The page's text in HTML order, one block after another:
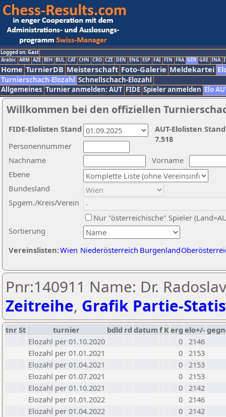
Logged on: Gast
Arabic ARM AZE BIH BUL CAT CHN CRO CZE DEN ENG ESP FAI FIN FRA GER GRE INA
Home TurnierDB Meisterschaft Foto-Galerie Meldekartei
Turnierschach-Elozahl Schnellschach-Elozahl
Allgemeines Turnier anmelden: AUT FIDE Spieler anmelden Elo
Willkommen bei den offiziellen
Nachname
Vorname
Ebene
Sortierung
Personennummer
Bundesland
Spgem./Kreis/Verein
Nur "österreichische" Spieler
Vereinslisten:Wien Niederösterreich Burgenland
AUT-Elolisten
7.518
FIDE-Elolisten Stand
Pnr:140911 Name: Dr.
Zeitreihe, Grafik Partie-
tnrSt turnier bdld rd datumf Kerg elo+/-
Elozahl per 01.10.2020
0 2146
Elozahl per 01.01.2021
0 2153
Elozahl per 01.04.2021
0 2153
Elozahl per 01.07.2021
0 2153
Elozahl per 01.10.2021
0 2142
Elozahl per 01.01.2022
0 2146
Elozahl per 01.04.2022
0 2142